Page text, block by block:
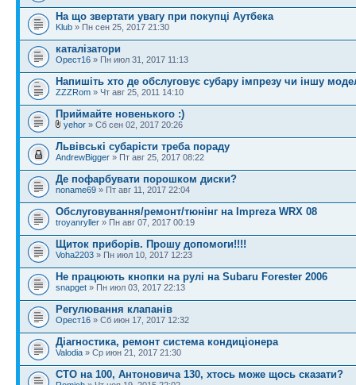
На що звертати увагу при покупці Аутбека
Klub » Пн сен 25, 2017 21:30
каталізатори
Орест16 » Пн июл 31, 2017 11:13
Напишіть хто де обслуговує субару імпрезу чи іншу
ZZZRom » Чт авг 25, 2011 14:10
Приймайте новенького :)
yehor » Сб сен 02, 2017 20:26
Львівські субарісти треба пораду
AndrewBigger » Пт авг 25, 2017 08:22
Де пофарбувати порошком диски?
noname69 » Пт авг 11, 2017 22:04
Обслуговування/ремонт/тюнінг на Impreza WRX 08
troyanryller » Пн авг 07, 2017 00:19
Щиток приборів. Прошу допомоги!!!!
Voha2203 » Пн июл 10, 2017 12:23
Не працюють кнопки на рулі на Subaru Forester 2006
snapget » Пн июл 03, 2017 22:13
Регулювання клапанів
Орест16 » Сб июн 17, 2017 12:32
Діагностика, ремонт система кондиціонера
Valodia » Ср июн 21, 2017 21:30
СТО на 100, Антоновича 130, хтось може щось сказати?